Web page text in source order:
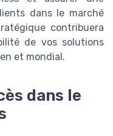
dans le marché
contribuera
de vos solutions
et mondial.
dans le